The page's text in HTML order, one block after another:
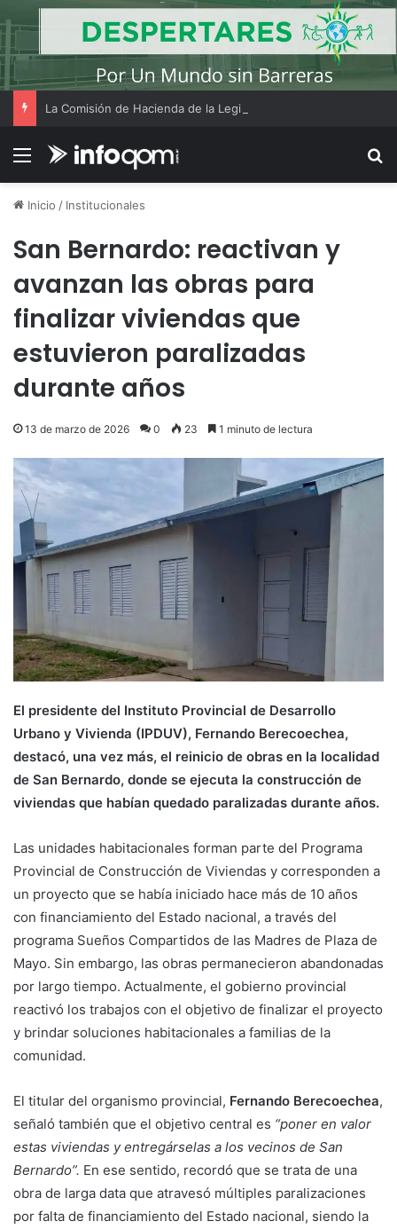
Menú
Inicio / Institucionales
San Bernardo: reactivan y
avanzan las obras para
finalizar viviendas que
estuvieron paralizadas
durante años
13 de marzo de 2026 0 23 1 minuto de lectura
El presidente del Instituto Provincial de Desarrollo
Urbano y Vivienda (IPDUV), Fernando Berecoechea,
destacó, una vez más, el reinicio de obras en la localidad
de San Bernardo, donde se ejecuta la construcción de
viviendas que habían quedado paralizadas durante años.
Las unidades habitacionales forman parte del Programa
Provincial de Construcción de Viviendas y corresponden a
un proyecto que se había iniciado hace más de 10 años
con financiamiento del Estado nacional, a través del
programa Sueños Compartidos de las Madres de Plaza de
Mayo. Sin embargo, las obras permanecieron abandonadas
por largo tiempo. Actualmente, el gobierno provincial
reactivó los trabajos con el objetivo de finalizar el proyecto
y brindar soluciones habitacionales a familias de la
comunidad.
El titular del organismo provincial, Fernando Berecoechea,
señaló también que el objetivo central es “poner en valor
estas viviendas y entregárselas a los vecinos de San
Bernardo”. En ese sentido, recordó que se trata de una
obra de larga data que atravesó múltiples paralizaciones
por falta de financiamiento del Estado nacional, siendo la